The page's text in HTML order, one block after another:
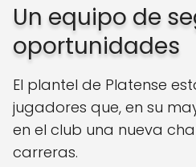
Un equipo de
oportunidades
El plantel de Platense
jugadores que, en su
en el club una nueva
carreras.